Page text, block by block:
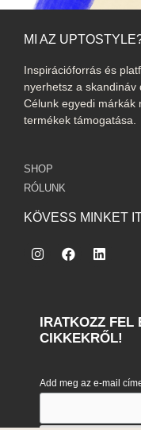
MI AZ
Inspirációforrás és
nyerhetsz a skandináv
Célunk egyedi márkák
termékek támogatása.
SHOP
RÓLUNK
KÖVESS MINKET
IRATKOZZ
CIKKEKRŐL!
Add meg az e-mail